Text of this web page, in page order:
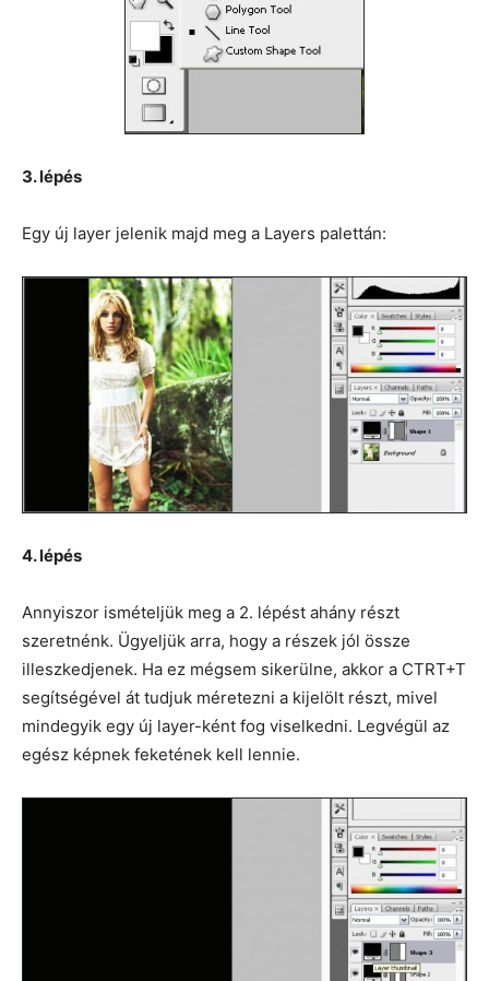
3. lépés
Egy új layer jelenik majd meg a Layers palettán:
4. lépés
Annyiszor ismételjük meg a 2. lépést ahány részt
szeretnénk. Ügyeljük arra, hogy a részek jól össze
illeszkedjenek. Ha ez mégsem sikerülne, akkor a CTRT+T
segítségével át tudjuk méretezni a kijelölt részt, mivel
mindegyik egy új layer-ként fog viselkedni. Legvégül az
egész képnek feketének kell lennie.